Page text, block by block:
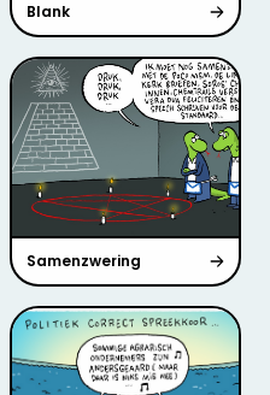
Blank
Samenzwering